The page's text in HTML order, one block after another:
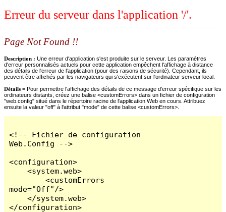
Erreur du serveur dans l'application '/'.
Page Not Found !!
Description : Une erreur d'application s'est produite sur le serveur. Les paramètres
d'erreur personnalisés actuels pour cette application empêchent l'affichage à distance
des détails de l'erreur de l'application (pour des raisons de sécurité). Cependant, ils
peuvent être affichés par les navigateurs qui s'exécutent sur l'ordinateur serveur local.
Détails = Pour permettre l'affichage des détails de ce message d'erreur spécifique sur les
ordinateurs distants, créez une balise <customErrors> dans un fichier de configuration
"web.config" situé dans le répertoire racine de l'application Web en cours. Attribuez
ensuite la valeur "off" à l'attribut "mode" de cette balise <customErrors>.
<!-- Fichier de configuration
Web.Config -->
<configuration>
    <system.web>
        <customErrors
mode="Off"/>
    </system.web>
</configuration>